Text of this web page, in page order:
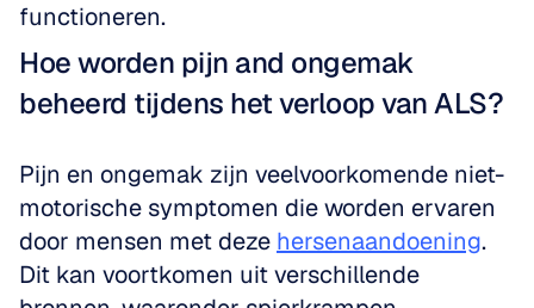
functioneren.
Hoe worden pijn and ongemak
beheerd tijdens het verloop van ALS?
Pijn en ongemak zijn veelvoorkomende niet-
motorische symptomen die worden ervaren
door mensen met deze hersenaandoening.
Dit kan voortkomen uit verschillende